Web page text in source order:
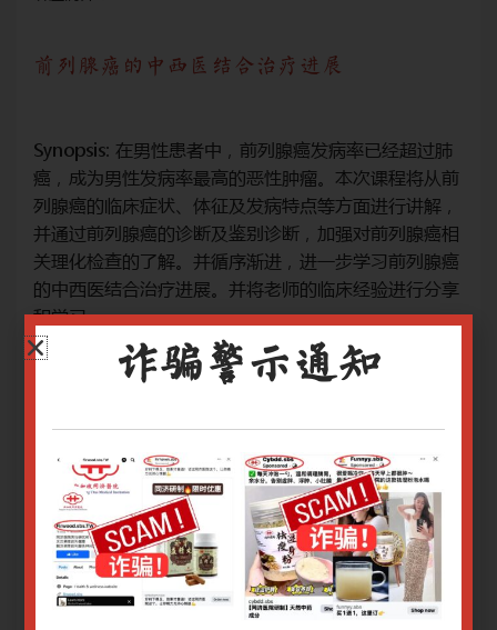
前列腺癌的中西医结合治疗进展
Synopsis: 在男性患者中，前列腺癌发病率已经超过肺
癌，成为男性发病率最高的恶性肿瘤。本次课程将从前
列腺癌的临床症状、体征及发病特点等方面进行讲解，
并通过前列腺癌的诊断及鉴别诊断，加强对前列腺癌相
关理化检查的了解。并循序渐进，进一步学习前列腺癌
的中西医结合治疗进展。并将老师的临床经验进行分享
和学习。
网上报名截止日期：30/08/2022 9.00am
《肿瘤短期培训班》
关于腾讯会议操作指南请
点击
关于Zoom会议操作指南请
点击
和
只有登录用户才能报名
登录或注册
诈骗警示通知